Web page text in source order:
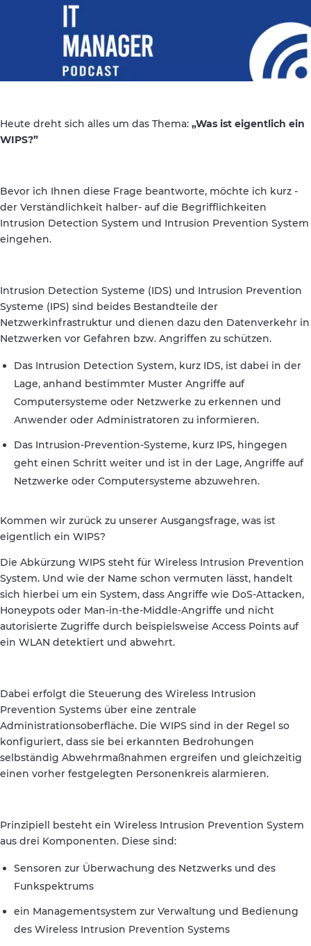
Heute dreht sich alles um das Thema: „Was ist eigentlich ein
WIPS?”
Bevor ich Ihnen diese Frage beantworte, möchte ich kurz -
der Verständlichkeit halber- auf die Begrifflichkeiten
Intrusion Detection System und Intrusion Prevention System
eingehen.
Intrusion Detection Systeme (IDS) und Intrusion Prevention
Systeme (IPS) sind beides Bestandteile der
Netzwerkinfrastruktur und dienen dazu den Datenverkehr in
Netzwerken vor Gefahren bzw. Angriffen zu schützen.
Das Intrusion Detection System, kurz IDS, ist dabei in der
Lage, anhand bestimmter Muster Angriffe auf
Computersysteme oder Netzwerke zu erkennen und
Anwender oder Administratoren zu informieren.
Das Intrusion-Prevention-Systeme, kurz IPS, hingegen
geht einen Schritt weiter und ist in der Lage, Angriffe auf
Netzwerke oder Computersysteme abzuwehren.
Kommen wir zurück zu unserer Ausgangsfrage, was ist
eigentlich ein WIPS?
Die Abkürzung WIPS steht für Wireless Intrusion Prevention
System. Und wie der Name schon vermuten lässt, handelt
sich hierbei um ein System, dass Angriffe wie DoS-Attacken,
Honeypots oder Man-in-the-Middle-Angriffe und nicht
autorisierte Zugriffe durch beispielsweise Access Points auf
ein WLAN detektiert und abwehrt.
Dabei erfolgt die Steuerung des Wireless Intrusion
Prevention Systems über eine zentrale
Administrationsoberfläche. Die WIPS sind in der Regel so
konfiguriert, dass sie bei erkannten Bedrohungen
selbständig Abwehrmaßnahmen ergreifen und gleichzeitig
einen vorher festgelegten Personenkreis alarmieren.
Prinzipiell besteht ein Wireless Intrusion Prevention System
aus drei Komponenten. Diese sind:
Sensoren zur Überwachung des Netzwerks und des
Funkspektrums
ein Managementsystem zur Verwaltung und Bedienung
des Wireless Intrusion Prevention Systems